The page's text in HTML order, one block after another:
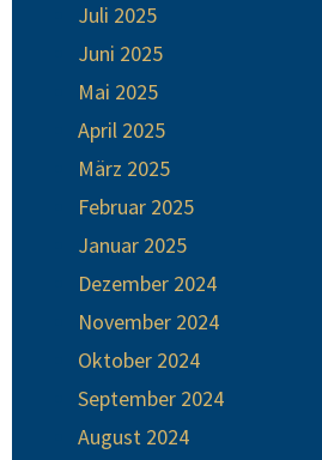
Juli 2025
Juni 2025
Mai 2025
April 2025
März 2025
Februar 2025
Januar 2025
Dezember 2024
November 2024
Oktober 2024
September 2024
August 2024